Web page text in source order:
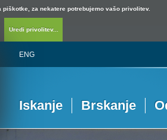
piškotke, za nekatere potrebujemo vašo privolitev.
Uredi privolitev...
ENG
Iskanje Brskanje